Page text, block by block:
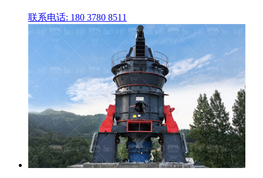
联系电话: 180 3780 8511